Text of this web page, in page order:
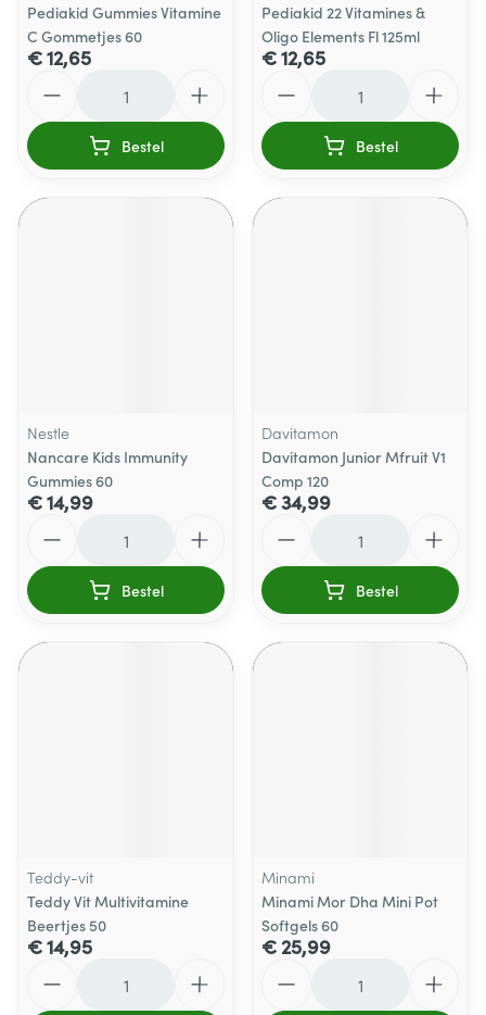
Pediakid Gummies Vitamine
C Gommetjes 60
€ 12,65
Bestel
Pediakid 22 Vitamines &
Oligo Elements Fl 125ml
€ 12,65
Bestel
Nestle
Nancare Kids Immunity
Gummies 60
€ 14,99
Bestel
Davitamon
Davitamon Junior Mfruit V1
Comp 120
€ 34,99
Bestel
Teddy-vit
Teddy Vit Multivitamine
Beertjes 50
€ 14,95
Minami
Minami Mor Dha Mini Pot
Softgels 60
€ 25,99